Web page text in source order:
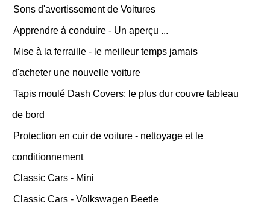
Sons d'avertissement de Voitures
Apprendre à conduire - Un aperçu ...
Mise à la ferraille - le meilleur temps jamais
d'acheter une nouvelle voiture
Tapis moulé Dash Covers: le plus dur couvre tableau
de bord
Protection en cuir de voiture - nettoyage et le
conditionnement
Classic Cars - Mini
Classic Cars - Volkswagen Beetle